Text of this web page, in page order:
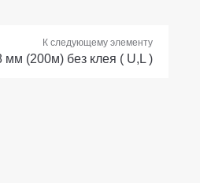
К следующему элементу
(200м) без клея ( U,L )